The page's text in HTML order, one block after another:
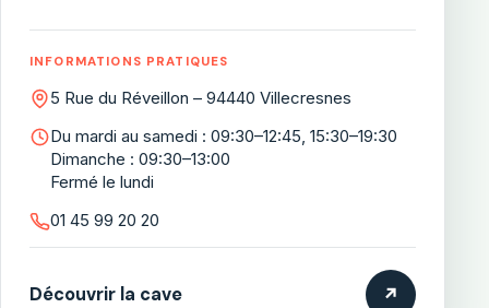
INFORMATIONS PRATIQUES
5 Rue du Réveillon – 94440 Villecresnes
Du mardi au samedi : 09:30–12:45, 15:30–19:30
Dimanche : 09:30–13:00
Fermé le lundi
01 45 99 20 20
Découvrir la cave ↗